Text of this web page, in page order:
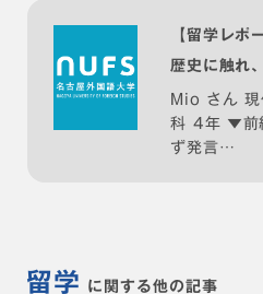
【留学レポ
歴史に触れ
体験記
む・知る・
JOURNAL
Mio さん 現代国際学部 現代英語学
科 4年 ▼前編はこちら 授業で必
ず発言…
留学 に関する他の記事